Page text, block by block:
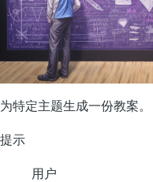
为特定主题生成一份教案。
提示
用户